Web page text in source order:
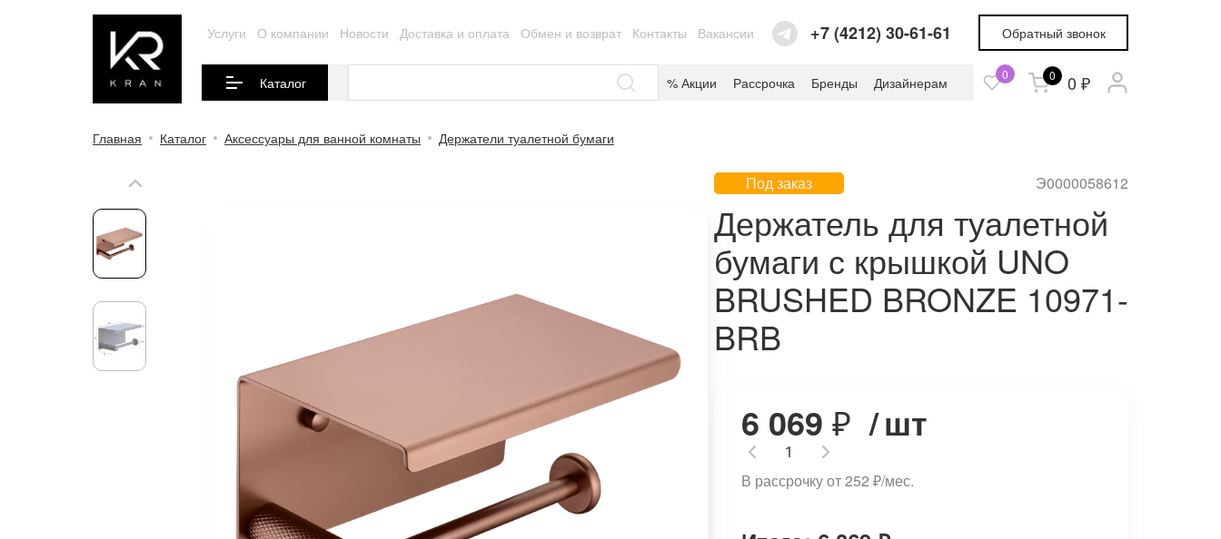
Услуги О компании Новости Доставка и оплата Обмен и возврат Контакты Вакансии +7 (4212) 30-61-61 Обратный звонок
Каталог % Акции Рассрочка Бренды Дизайнерам 0 0 0 ₽
Главная Каталог Аксессуары для ванной комнаты Держатели туалетной бумаги
Под заказ Э0000058612
Держатель для туалетной
бумаги с крышкой UNO
BRUSHED BRONZE 10971-
BRB
6 069 ₽ /шт
В рассрочку от 252 ₽/мес.